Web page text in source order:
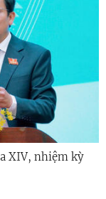
XIV, nhiệm kỳ